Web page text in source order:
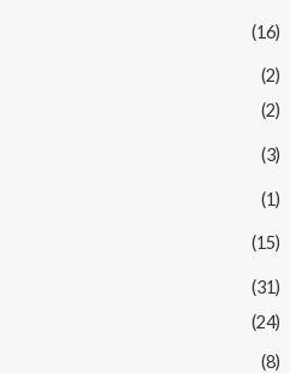
(16)
(2)
(2)
(3)
(1)
(15)
(31)
(24)
(8)